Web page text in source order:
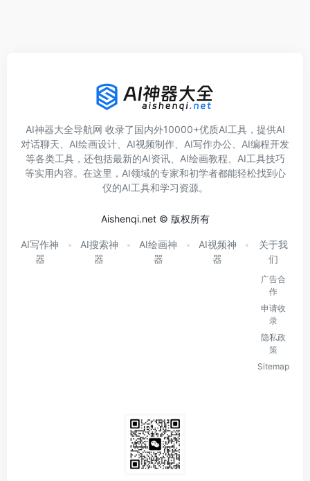
AI神器大全导航网 收录了国内外10000+优质AI工具，提供AI
对话聊天、AI绘画设计、AI视频制作、AI写作办公、AI编程开发
等各类工具，还包括最新的AI资讯、AI绘画教程、AI工具技巧
等实用内容。在这里，AI领域的专家和初学者都能轻松找到心
仪的AI工具和学习资源。
Aishenqi.net © 版权所有
AI写作神
器
AI搜索神
器
AI绘画神
器
AI视频神
器
关于我
们
广告合
作
申请收
录
隐私政
策
Sitemap